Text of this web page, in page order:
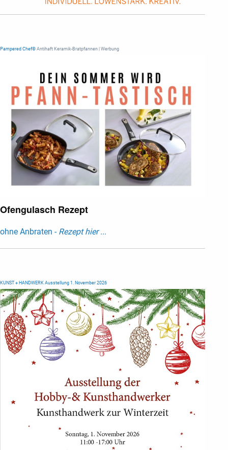
Pampered Chef® Antihaft Keramik-Bratpfannen | Werbung
Ofengulasch Rezept
ohne Anbraten - Rezept hier ...
KUNST + HANDWERK Ausstellung 1. November 2026